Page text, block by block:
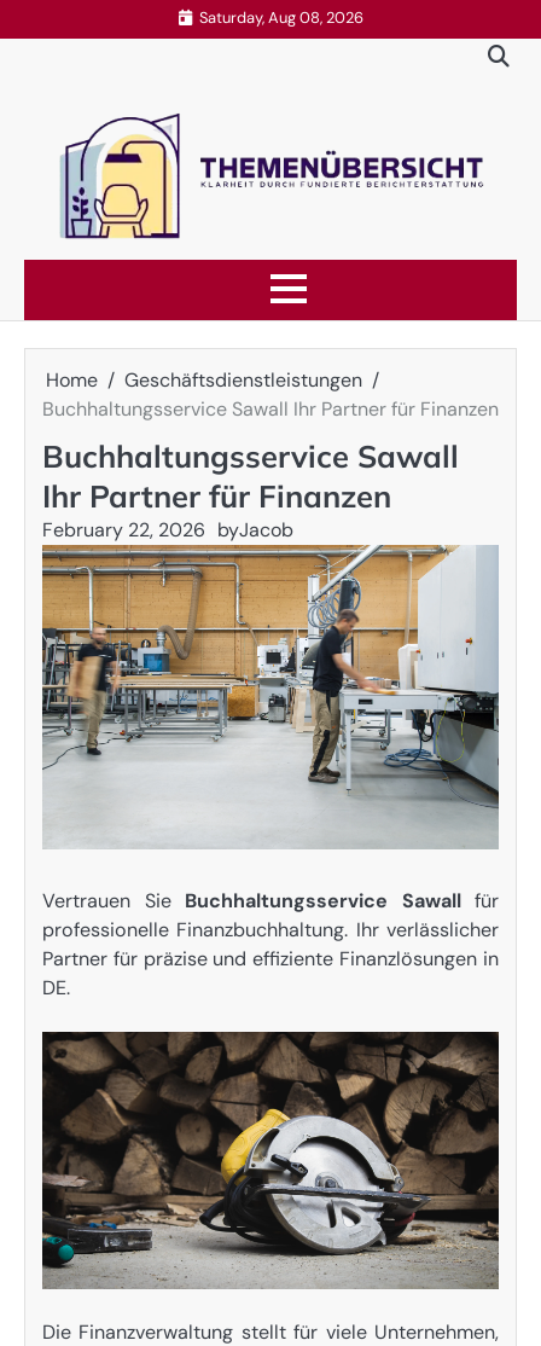
to
Saturday, Aug 08, 2026
Home
Geschäftsdienstleistungen
Buchhaltungsservice Sawall Ihr Partner für Finanzen
Buchhaltungsservice Sawall
Ihr Partner für Finanzen
February 22, 2026 byJacob
Vertrauen Sie Buchhaltungsservice Sawallfür
professionelle Finanzbuchhaltung. Ihr verlässlicher
Partner für präzise und effiziente Finanzlösungen in
DE.
Die Finanzverwaltung stellt für viele Unternehmen,